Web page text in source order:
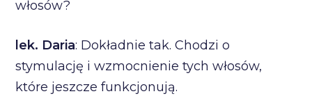
włosów?
lek. Daria: Dokładnie tak. Chodzi o
stymulację i wzmocnienie tych włosów,
które jeszcze funkcjonują.